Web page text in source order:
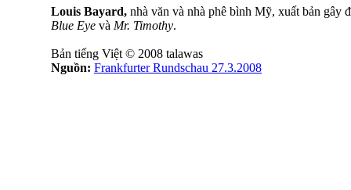
Louis Bayard, nhà văn và nhà phê bình Mỹ, xuất bản gây
Blue Eye và Mr. Timothy.
Bản tiếng Việt © 2008 talawas
Nguồn: Frankfurter Rundschau 27.3.2008